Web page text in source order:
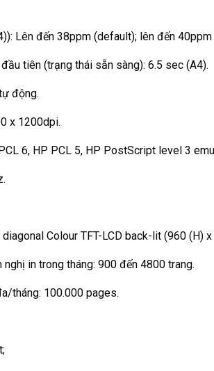
Lên đến 38ppm (default); lên đến
tiên (trạng thái sẵn sàng): 6.5 sec (A4).
động.
x 1200dpi.
6, HP PCL 5, HP PostScript level 3
Colour TFT-LCD back-lit (960 (H) x
nghị in trong tháng: 900 đến 4800 trang.
tháng: 100.000 pages.